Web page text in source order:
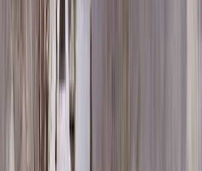
241 380
Быстрый заказ
Памятник ММ/L-6229
Выбор атрибутов